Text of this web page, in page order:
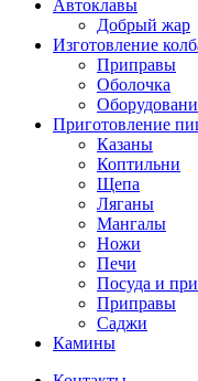
Автоклавы
Добрый жар
Изготовление
Приправы
Оболочка
Приготовление
Казаны
Коптильни
Щепа
Ляганы
Мангалы
Ножи
Печи
Посуда и
Приправы
Саджи
Камины